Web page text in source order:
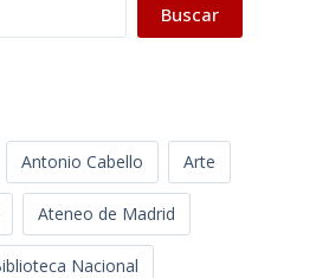
Buscar
Antonio Cabello Arte
Ateneo de Madrid
Nacional